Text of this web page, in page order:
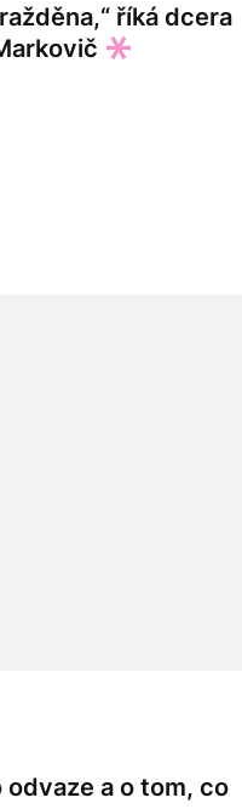
říká dcera
a o tom, co